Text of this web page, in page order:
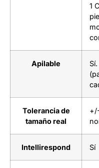
1
Apilable
Tolerancia de
tamaño real
Intellirespond Sí